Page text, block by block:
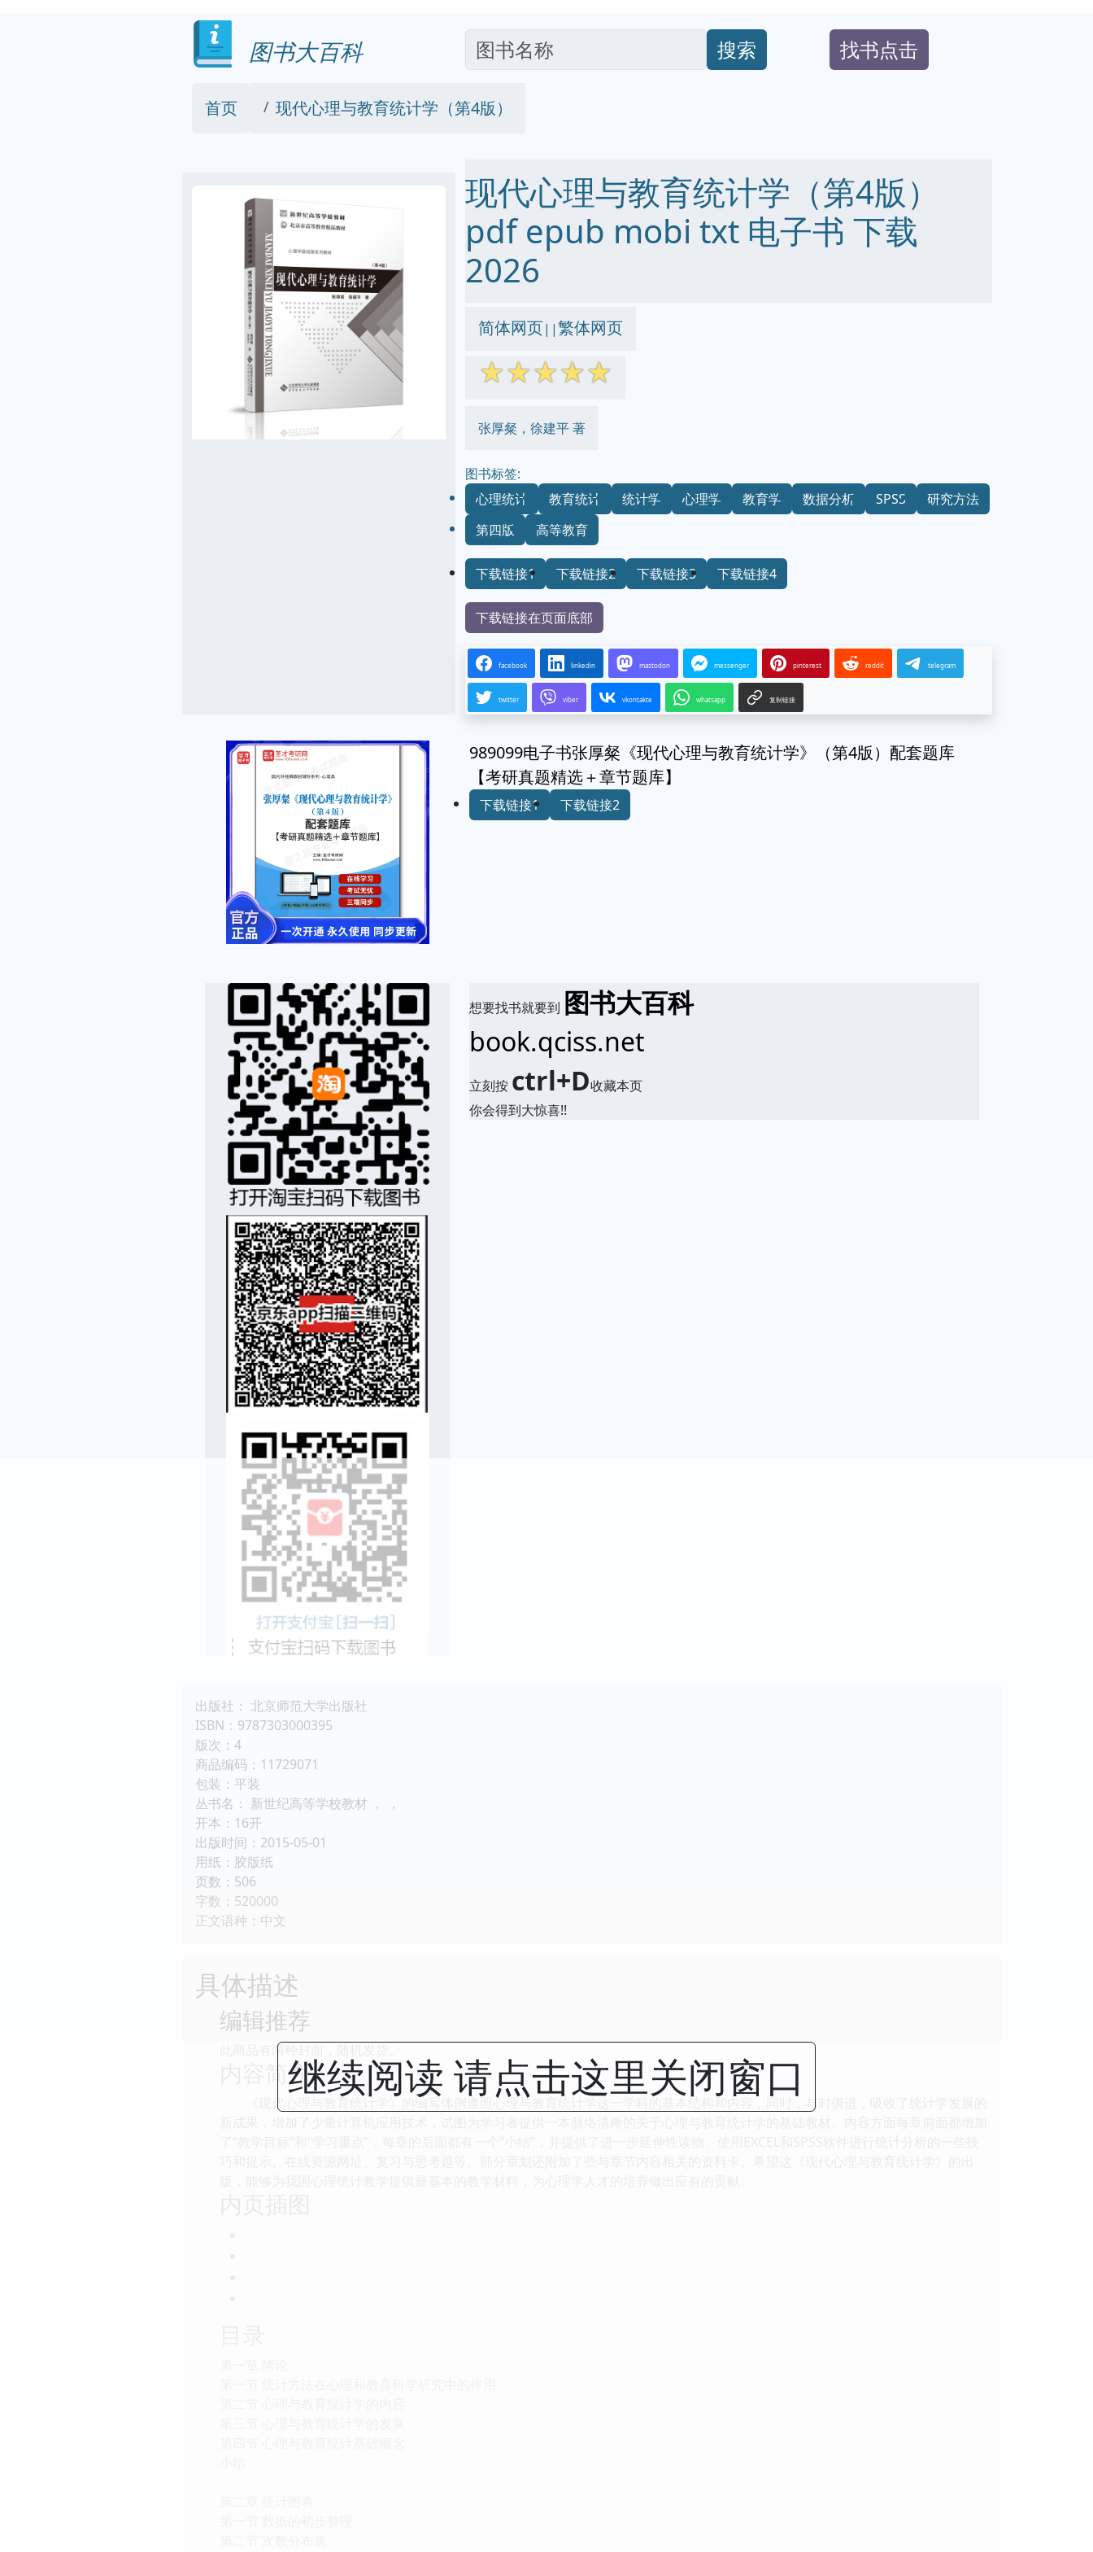
图书大百科 搜索 找书点击
首页 现代心理与教育统计学（第4版）
现代心理与教育统计学（第4版）
pdf epub mobi txt 电子书 下载
2026
简体网页||繁体网页
☆☆☆☆☆
张厚粲，徐建平 著
图书标签:
心理统计
教育统计 统计学 心理学 教育学 数据分析 SPSS
研究方法
第四版
高等教育
下载链接1 下载链接2 下载链接3 下载链接4
下载链接在页面底部
facebook linkedin mastodon messenger pinterest reddit telegram
twitter viber vkontakte whatsapp 复制链接
989099电子书张厚粲《现代心理与教育统计学》（第4版）配套题库
【考研真题精选＋章节题库】
下载链接1 下载链接2
想要找书就要到 图书大百科
book.qciss.net
立刻按 ctrl+D收藏本页
你会得到大惊喜!!
出版社： 北京师范大学出版社
ISBN：9787303000395
版次：4
商品编码：11729071
包装：平装
丛书名： 新世纪高等学校教材 ， ，
开本：16开
出版时间：2015-05-01
用纸：胶版纸
页数：506
字数：520000
正文语种：中文
具体描述
编辑推荐
此商品有两种封面，随机发货。
内容简介
《现代心理与教育统计学》的编写体例遵照心理与教育统计学这一学科的基本结构和内容，同时，与时俱进，吸收了统计学发展的
继续阅读 请点击这里关闭窗口